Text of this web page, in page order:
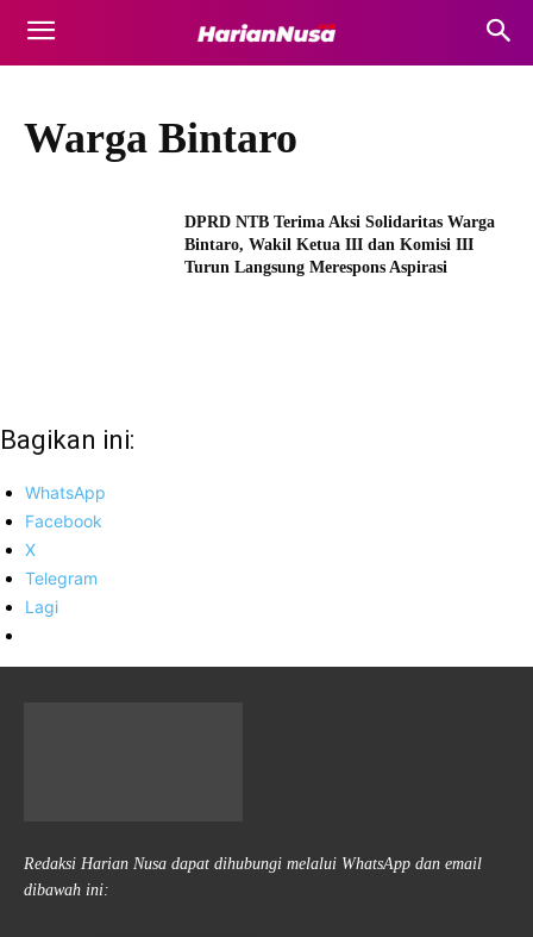
Warga Bintaro
DPRD NTB Terima Aksi Solidaritas Warga
Bintaro, Wakil Ketua III dan Komisi III
Turun Langsung Merespons Aspirasi
Bagikan ini:
WhatsApp
Facebook
X
Telegram
Lagi
Redaksi Harian Nusa dapat dihubungi melalui WhatsApp dan email
dibawah ini: